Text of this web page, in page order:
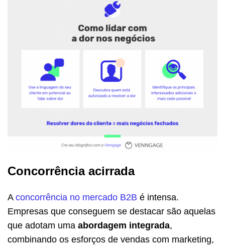
Concorrência acirrada
A concorrência no mercado B2B é intensa.
Empresas que conseguem se destacar são aquelas
que adotam uma abordagem integrada,
combinando os esforços de vendas com marketing,